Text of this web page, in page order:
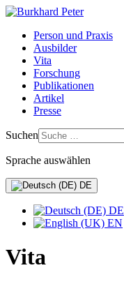
Person und Praxis
Ausbilder
Vita
Forschung
Publikationen
Artikel
Presse
Suchen
Sprache auswählen
DE
DE
EN
Vita